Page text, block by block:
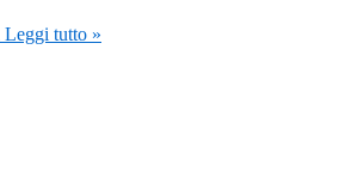
Leggi tutto »